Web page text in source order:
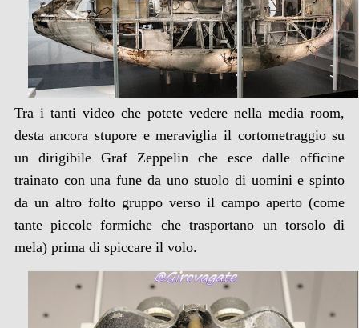
Tra i tanti video che potete vedere nella media room,
desta ancora stupore e meraviglia il cortometraggio su
un dirigibile Graf Zeppelin che esce dalle officine
trainato con una fune da uno stuolo di uomini e spinto
da un altro folto gruppo verso il campo aperto (come
tante piccole formiche che trasportano un torsolo di
mela) prima di spiccare il volo.